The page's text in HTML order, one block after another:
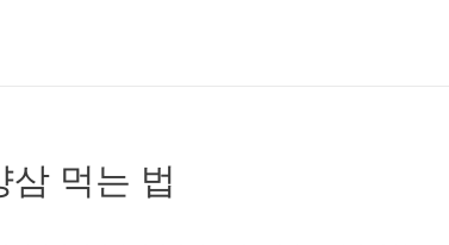
먹는 법